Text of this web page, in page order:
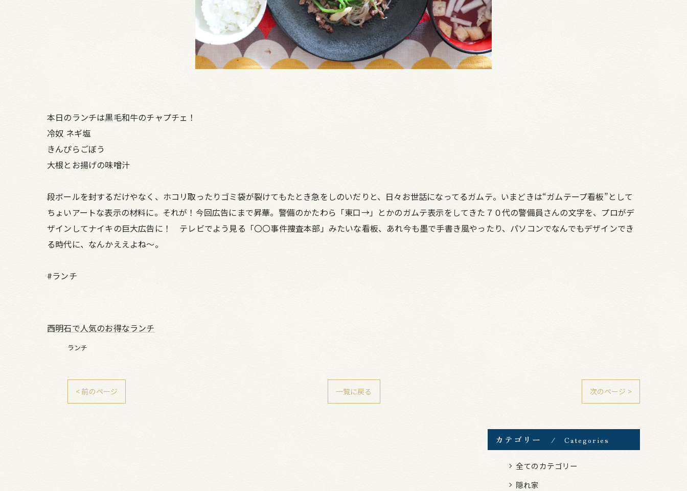
本日のランチは黒毛和牛のチャプチェ！
冷奴 ネギ塩
きんぴらごぼう
大根とお揚げの味噌汁
段ボールを封するだけやなく、ホコリ取ったりゴミ袋が裂けてもたとき急をしのいだりと、日々お世話になってるガムテ。いまどきは“ガムテープ看板”として
ちょいアートな表示の材料に。それが！今回広告にまで昇華。警備のかたわら「東口→」とかのガムテ表示をしてきた７０代の警備員さんの文字を、プロがデ
ザインしてナイキの巨大広告に！ テレビでよう見る「〇〇事件捜査本部」みたいな看板、あれ今も墨で手書き風やったり、パソコンでなんでもデザインでき
る時代に、なんかええよね～。
#ランチ
西明石で人気のお得なランチ
ランチ
< 前のページ 一覧に戻る 次のページ >
カテゴリー Categories
全てのカテゴリー
隠れ家